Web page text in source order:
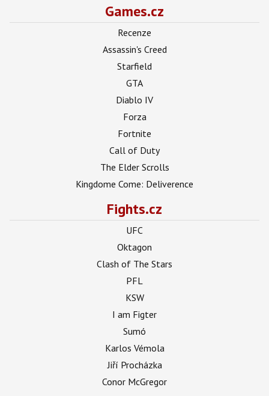
Games.cz
Recenze
Assassin's Creed
Starfield
GTA
Diablo IV
Forza
Fortnite
Call of Duty
The Elder Scrolls
Kingdome Come: Deliverence
Fights.cz
UFC
Oktagon
Clash of The Stars
PFL
KSW
I am Figter
Sumó
Karlos Vémola
Jiří Procházka
Conor McGregor